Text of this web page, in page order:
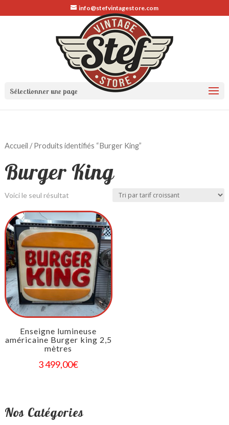
info@stefvintagestore.com
Sélectionner une page
Accueil / Produits identifiés “Burger King”
Burger King
Voici le seul résultat
Enseigne lumineuse
américaine Burger king 2,5
mètres
3 499,00€
Nos Catégories